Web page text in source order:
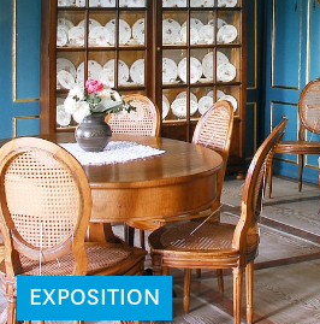
EXPOSITION